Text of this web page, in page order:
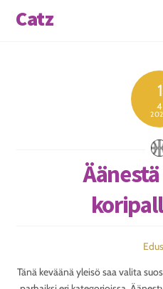
Catz
1
4
Tänä keväänä yleisö saa valita